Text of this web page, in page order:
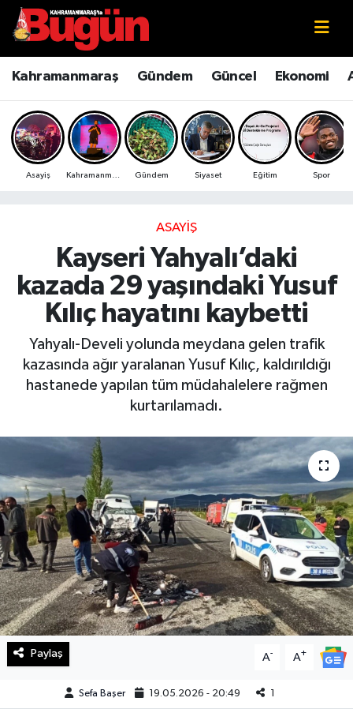
Kahramanmaraş Gündem Güncel Ekonomi
Asayiş Gündem Siyaset Eğitim Spor
ASAYIŞ
Kayseri Yahyalı’daki
kazada 29 yaşındaki Yusuf
Kılıç hayatını kaybetti
Yahyalı-Develi yolunda meydana gelen trafik
kazasında ağır yaralanan Yusuf Kılıç, kaldırıldığı
hastanede yapılan tüm müdahalelere rağmen
kurtarılamadı.
Paylaş A- A+
Sefa Başer 19.05.2026 - 20:49 1
Kahramanmaraş
Kahramanmaraş Sokak Röportajları
Bilim ve Teknoloji
Çevre
Ekonomi
Genel
Güncel
Haberde İnsan
Magazin
Manşet Altı
Manşetler
Resmi İlan
Sağlık
Spor
Kahramanmaraş Nöbetçi Eczaneler
Kahramanmaraş Hava Durumu
Kahramanmaraş Namaz Vakitleri
Kahramanmaraş Trafik Yoğunluk Haritası
Süper Lig Puan Durumu ve Fikstür
Tüm Manşetler
Son Dakika Haberleri
Haber Arşivi